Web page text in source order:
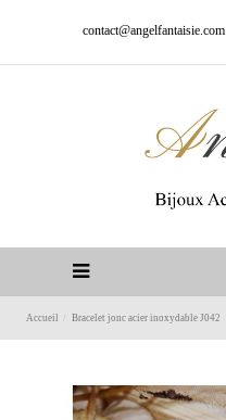
contact@angelfantaisie.com
Accueil Bracelet jonc acier inoxydable J042